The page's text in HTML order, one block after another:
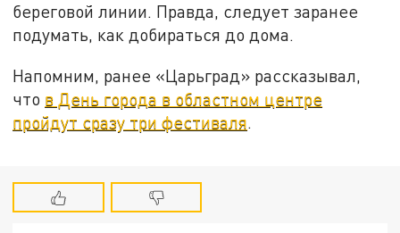
береговой линии. Правда, следует заранее
подумать, как добираться до дома.
Напомним, ранее «Царьград» рассказывал,
что в День города в областном центре
пройдут сразу три фестиваля.